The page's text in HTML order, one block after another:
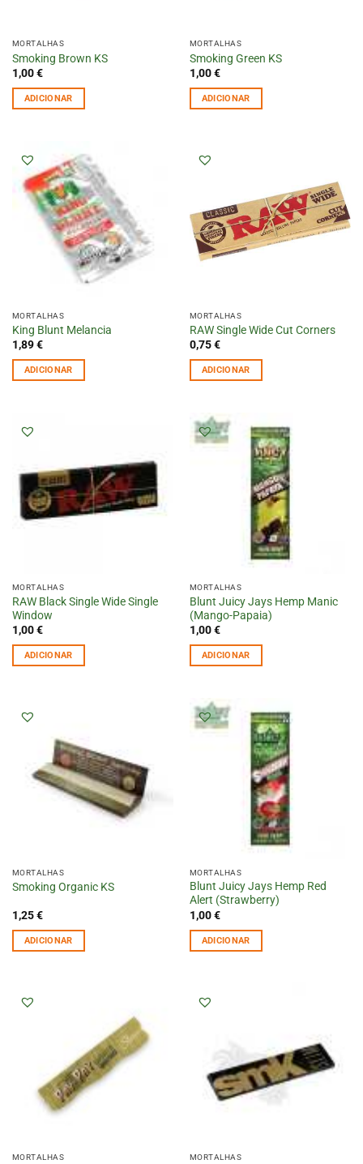
MORTALHAS
Smoking Brown KS
1,00€
ADICIONAR
MORTALHAS
Smoking Green KS
1,00€
ADICIONAR
MORTALHAS
King Blunt Melancia
1,89€
ADICIONAR
MORTALHAS
RAW Single Wide Cut Corners
0,75€
ADICIONAR
MORTALHAS
RAW Black Single Wide Single
Window
1,00€
ADICIONAR
MORTALHAS
Blunt Juicy Jays Hemp Manic
(Mango-Papaia)
1,00€
ADICIONAR
MORTALHAS
Smoking Organic KS
1,25€
ADICIONAR
MORTALHAS
Blunt Juicy Jays Hemp Red
Alert (Strawberry)
1,00€
ADICIONAR
MORTALHAS MORTALHAS